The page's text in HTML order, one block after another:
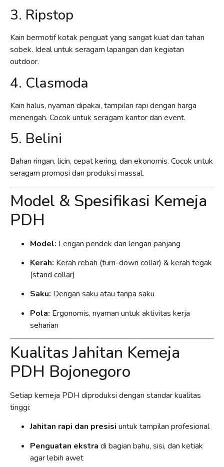
3. Ripstop
Kain bermotif kotak penguat yang sangat kuat dan tahan
sobek. Ideal untuk seragam lapangan dan kegiatan
outdoor.
4. Clasmoda
Kain halus, nyaman dipakai, tampilan rapi dengan harga
menengah. Cocok untuk seragam kantor dan event.
5. Belini
Bahan ringan, licin, cepat kering, dan ekonomis. Cocok untuk
seragam promosi dan produksi massal.
Model & Spesifikasi Kemeja
PDH
Model: Lengan pendek dan lengan panjang
Kerah: Kerah rebah (turn-down collar) & kerah tegak
(stand collar)
Saku: Dengan saku atau tanpa saku
Pola: Ergonomis, nyaman untuk aktivitas kerja
seharian
Kualitas Jahitan Kemeja
PDH Bojonegoro
Setiap kemeja PDH diproduksi dengan standar kualitas
tinggi:
Jahitan rapi dan presisi untuk tampilan profesional
Penguatan ekstra di bagian bahu, sisi, dan ketiak
agar lebih awet